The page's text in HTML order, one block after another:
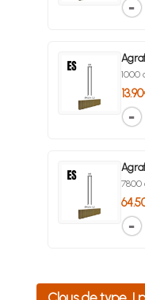
1000
7800